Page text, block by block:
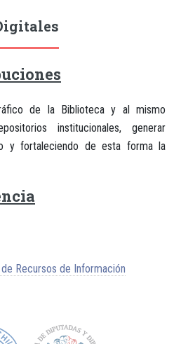
de la Biblioteca y al mismo
institucionales, generar
y fortaleciendo de esta forma la
Recursos de Información